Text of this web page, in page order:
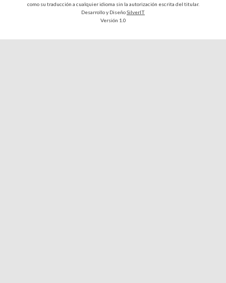
como su traducción a cualquier idioma sin la autorización escrita del titular.
Desarrollo y DiseñoSilverIT
Versión 1.0